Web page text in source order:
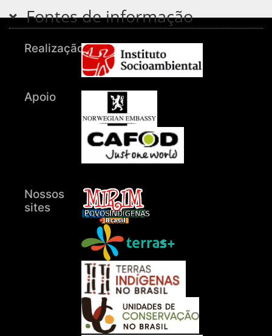
Fontes de informação